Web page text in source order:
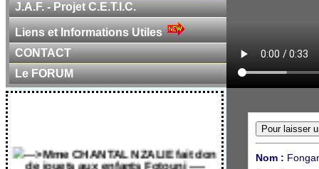
J.A.F. - Projet C.E.T.I.C.
Liens et Informations Utiles
CONTACT
Le FORUM
de jouets aux enfants Fotouni ----
Association Du Bon Oeil (France) --
Nom :